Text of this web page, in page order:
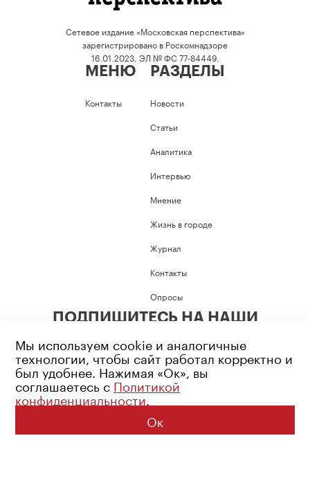
Сетевое издание «Московская перспектива»
зарегистрировано в Роскомнадзоре
16.01.2023, ЭЛ № ФС 77-84449.
МЕНЮ
Контакты
РАЗДЕЛЫ
Новости
Статьи
Аналитика
Интервью
Мнение
Жизнь в городе
Журнал
Контакты
Опросы
ПОДПИШИТЕСЬ НА НАШИ
Возрастное ограничение: 16+
Политика конфиденциальности
© 2026 Все права защищены
Мы используем cookie и аналогичные
технологии, чтобы сайт работал корректно и
был удобнее. Нажимая «Ок», вы
соглашаетесь с Политикой
конфиденциальности.
Ок